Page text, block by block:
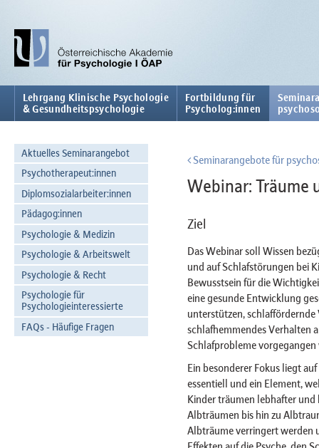
Lehrgang Klinische Psychologie
& Gesundheitspsychologie
Fortbildung für
Psycholog:innen
Aktuelles Seminarangebot
Psychotherapeut:innen
Diplomsozialarbeiter:innen
Pädagog:innen
Psychologie & Medizin
Psychologie & Arbeitswelt
Psychologie & Recht
Psychologie für
Psychologieinteressierte
FAQs - Häufige Fragen
Seminarangebote für
Webinar: Träume
Ziel
Das Webinar soll Wissen
und auf Schlafstörungen bei
Bewusstsein für die
eine gesunde Entwicklung
unterstützen,
schlafhemmendes Verhalten
Schlafprobleme vorgegangen
Ein besonderer Fokus liegt
essentiell und ein Element,
Kinder träumen lebhafter und
Albträumen bis hin zu
Albträume verringert werden